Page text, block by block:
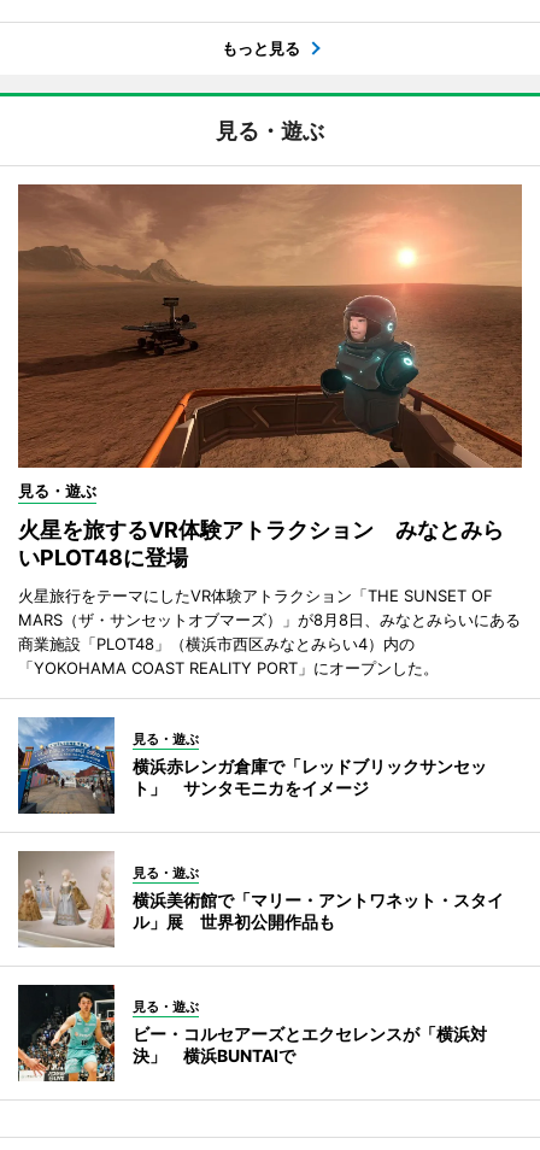
もっと見る
見る・遊ぶ
見る・遊ぶ
火星を旅するVR体験アトラクション みなとみら
いPLOT48に登場
火星旅行をテーマにしたVR体験アトラクション「THE SUNSET OF
MARS（ザ・サンセットオブマーズ）」が8月8日、みなとみらいにある
商業施設「PLOT48」（横浜市西区みなとみらい4）内の
「YOKOHAMA COAST REALITY PORT」にオープンした。
見る・遊ぶ
横浜赤レンガ倉庫で「レッドブリックサンセッ
ト」 サンタモニカをイメージ
見る・遊ぶ
横浜美術館で「マリー・アントワネット・スタイ
ル」展 世界初公開作品も
見る・遊ぶ
ビー・コルセアーズとエクセレンスが「横浜対
決」 横浜BUNTAIで